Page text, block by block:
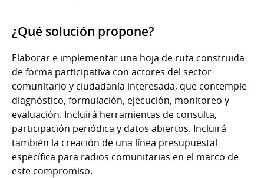
¿Qué solución propone?
Elaborar e implementar una hoja de ruta construida
de forma participativa con actores del sector
comunitario y ciudadanía interesada, que contemple
diagnóstico, formulación, ejecución, monitoreo y
evaluación. Incluirá herramientas de consulta,
participación periódica y datos abiertos. Incluirá
también la creación de una línea presupuestal
específica para radios comunitarias en el marco de
este compromiso.